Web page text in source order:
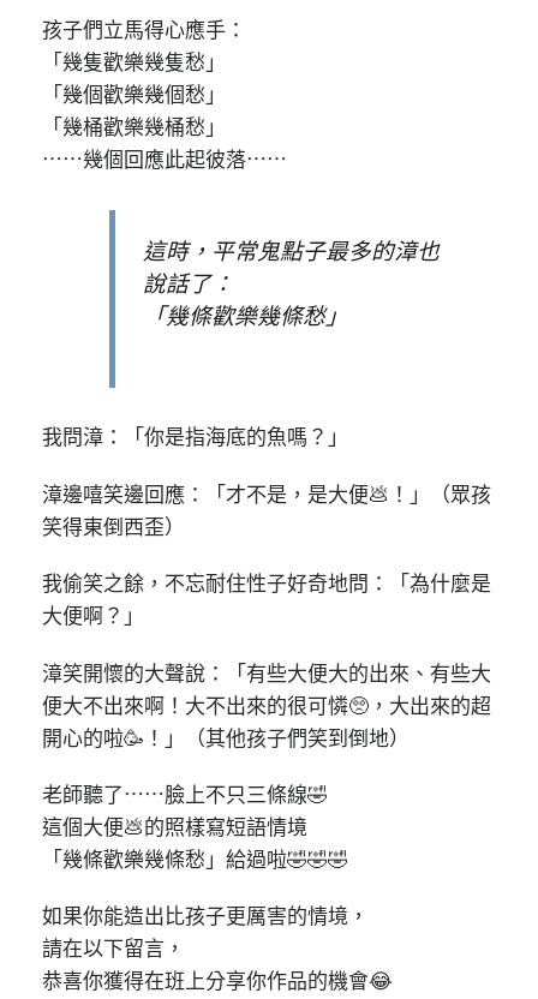
孩子們立馬得心應手：
「幾隻歡樂幾隻愁」
「幾個歡樂幾個愁」
「幾桶歡樂幾桶愁」
⋯⋯幾個回應此起彼落⋯⋯
這時，平常鬼點子最多的漳也
說話了：
「幾條歡樂幾條愁」
我問漳：「你是指海底的魚嗎？」
漳邊嘻笑邊回應：「才不是，是大便💩！」（眾孩
笑得東倒西歪）
我偷笑之餘，不忘耐住性子好奇地問：「為什麼是
大便啊？」
漳笑開懷的大聲說：「有些大便大的出來、有些大
便大不出來啊！大不出來的很可憐🥺，大出來的超
開心的啦🥳！」（其他孩子們笑到倒地）
老師聽了⋯⋯臉上不只三條線🤣
這個大便💩的照樣寫短語情境
「幾條歡樂幾條愁」給過啦🤣🤣🤣
如果你能造出比孩子更厲害的情境，
請在以下留言，
恭喜你獲得在班上分享你作品的機會😂